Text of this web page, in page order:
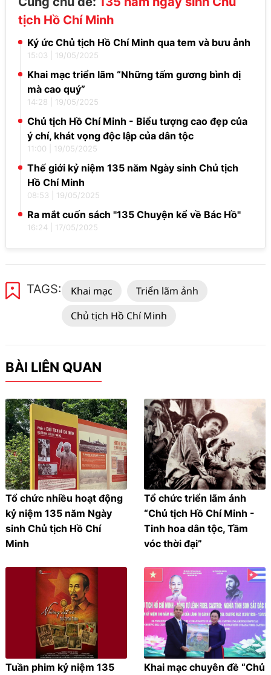
tịch Hồ Chí Minh
Ký ức Chủ tịch Hồ Chí Minh qua tem và bưu ảnh
15:03 19/05/2025
Khai mạc triển lãm “Những tấm gương bình dị
mà cao quý”
14:28 19/05/2025
Chủ tịch Hồ Chí Minh - Biểu tượng cao đẹp của
ý chí, khát vọng độc lập của dân tộc
11:00 19/05/2025
Thế giới kỷ niệm 135 năm Ngày sinh Chủ tịch
Hồ Chí Minh
08:53 19/05/2025
Ra mắt cuốn sách "135 Chuyện kể về Bác Hồ"
16:24 17/05/2025
TAGS: Khai mạc
Triển lãm ảnh
Chủ tịch Hồ Chí Minh
BÀI LIÊN QUAN
Tổ chức nhiều hoạt động
kỷ niệm 135 năm Ngày
sinh Chủ tịch Hồ Chí
Minh
Tổ chức triển lãm ảnh
“Chủ tịch Hồ Chí Minh -
Tinh hoa dân tộc, Tầm
vóc thời đại”
Tuần phim kỷ niệm 135
Khai mạc chuyên đề “Chủ